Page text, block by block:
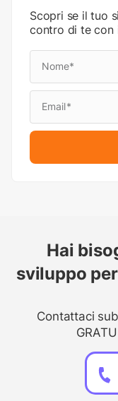
Scopri se il tuo
contro di te con
Hai
sviluppo
Contattaci